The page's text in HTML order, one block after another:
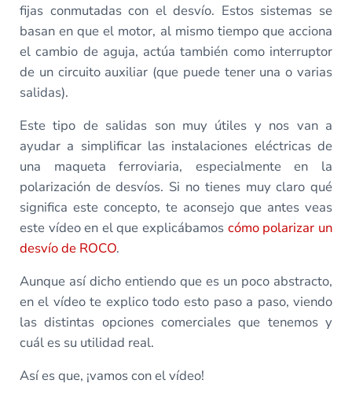
fijas conmutadas con el desvío. Estos sistemas se
basan en que el motor, al mismo tiempo que acciona
el cambio de aguja, actúa también como interruptor
de un circuito auxiliar (que puede tener una o varias
salidas).
Este tipo de salidas son muy útiles y nos van a
ayudar a simplificar las instalaciones eléctricas de
una maqueta ferroviaria, especialmente en la
polarización de desvíos. Si no tienes muy claro qué
significa este concepto, te aconsejo que antes veas
este vídeo en el que explicábamos cómo polarizar un
desvío de ROCO.
Aunque así dicho entiendo que es un poco abstracto,
en el vídeo te explico todo esto paso a paso, viendo
las distintas opciones comerciales que tenemos y
cuál es su utilidad real.
Así es que, ¡vamos con el vídeo!